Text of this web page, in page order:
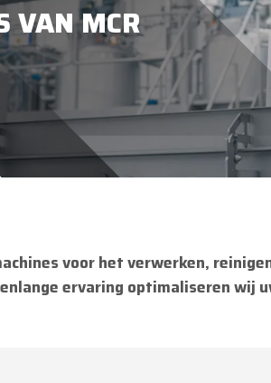
VAN MCR
voor het verwerken,
ervaring optimaliseren wij